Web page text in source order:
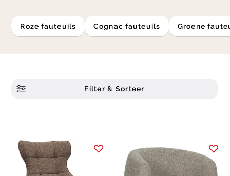
roze fauteuils cognac fauteuils groene
Filter & Sorteer